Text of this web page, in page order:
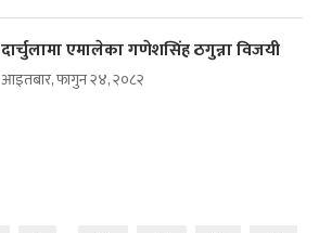
दार्चुलामा एमालेका गणेशसिंह ठगुन्ना विजयी
आइतबार, फागुन २४, २०८२